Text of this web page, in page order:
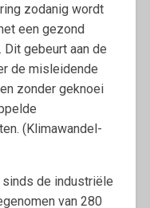
zodanig wordt
een gezond
gebeurt aan de
de misleidende
zonder geknoei
(Klimawandel-
sinds de industriële
van 280